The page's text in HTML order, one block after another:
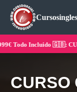
Incluido 🇬🇧:
CURSO